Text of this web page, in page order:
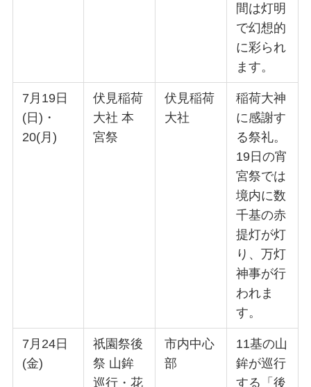
間は灯明
で幻想的
に彩られ
ます。
7月19日
(日)・
20(月)
伏見稲荷
大社 本
宮祭
伏見稲荷
大社
稲荷大神
に感謝す
る祭礼。
19日の宵
宮祭では
境内に数
千基の赤
提灯が灯
り、万灯
神事が行
われま
す。
7月24日
(金)
祇園祭後
祭 山鉾
巡行・花
市内中心
部
11基の山
鉾が巡行
する「後